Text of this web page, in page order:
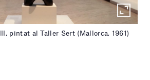
pintat al Taller Sert (Mallorca, 1961)